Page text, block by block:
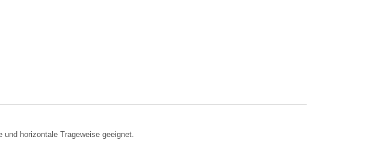
horizontale Trageweise geeignet.